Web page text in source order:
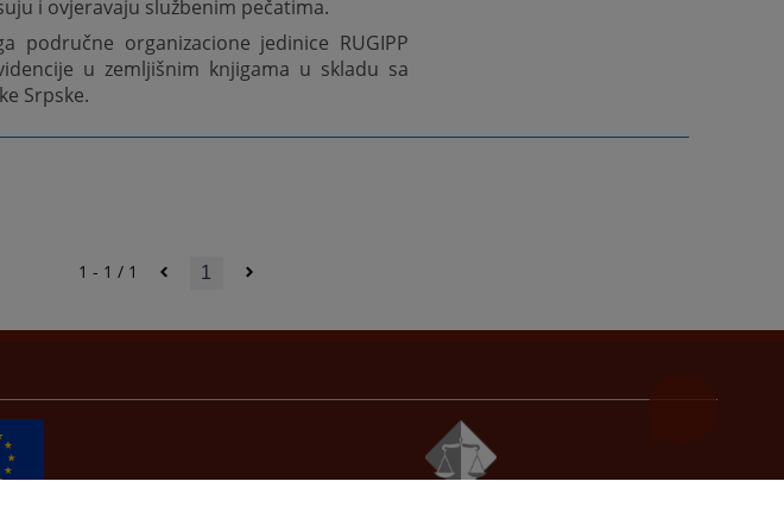
i ovjeravaju službenim pečatima.
područne organizacione jedinice RUGIPP
u zemljišnim knjigama u skladu sa
Srpske.
1 - 1 / 1 1